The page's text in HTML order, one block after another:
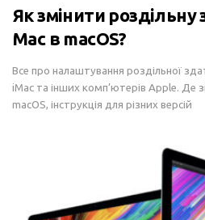
Як змінити роздільну
Mac в macOS?
Все про налаштування роздільної
iMac та інших комп’ютерів Apple. Де
macOS, інструкція для різних версій